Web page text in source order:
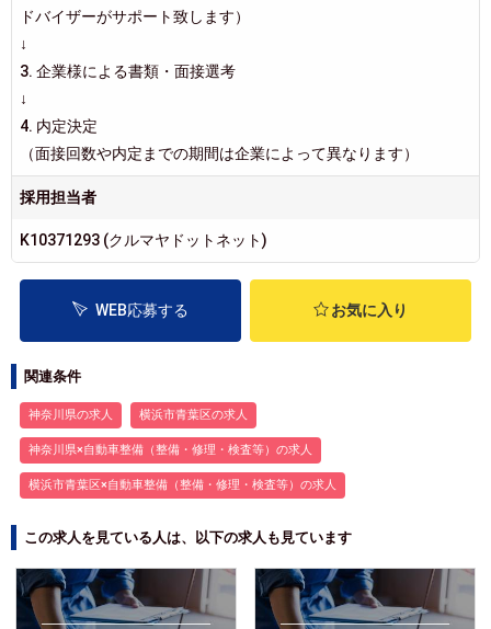
ドバイザーがサポート致します）
↓
3. 企業様による書類・面接選考
↓
4. 内定決定
（面接回数や内定までの期間は企業によって異なります）
採用担当者
K10371293 (クルマヤドットネット)
WEB応募する お気に入り
関連条件
神奈川県の求人 横浜市青葉区の求人
神奈川県×自動車整備（整備・修理・検査等）の求人
横浜市青葉区×自動車整備（整備・修理・検査等）の求人
この求人を見ている人は、以下の求人も見ています